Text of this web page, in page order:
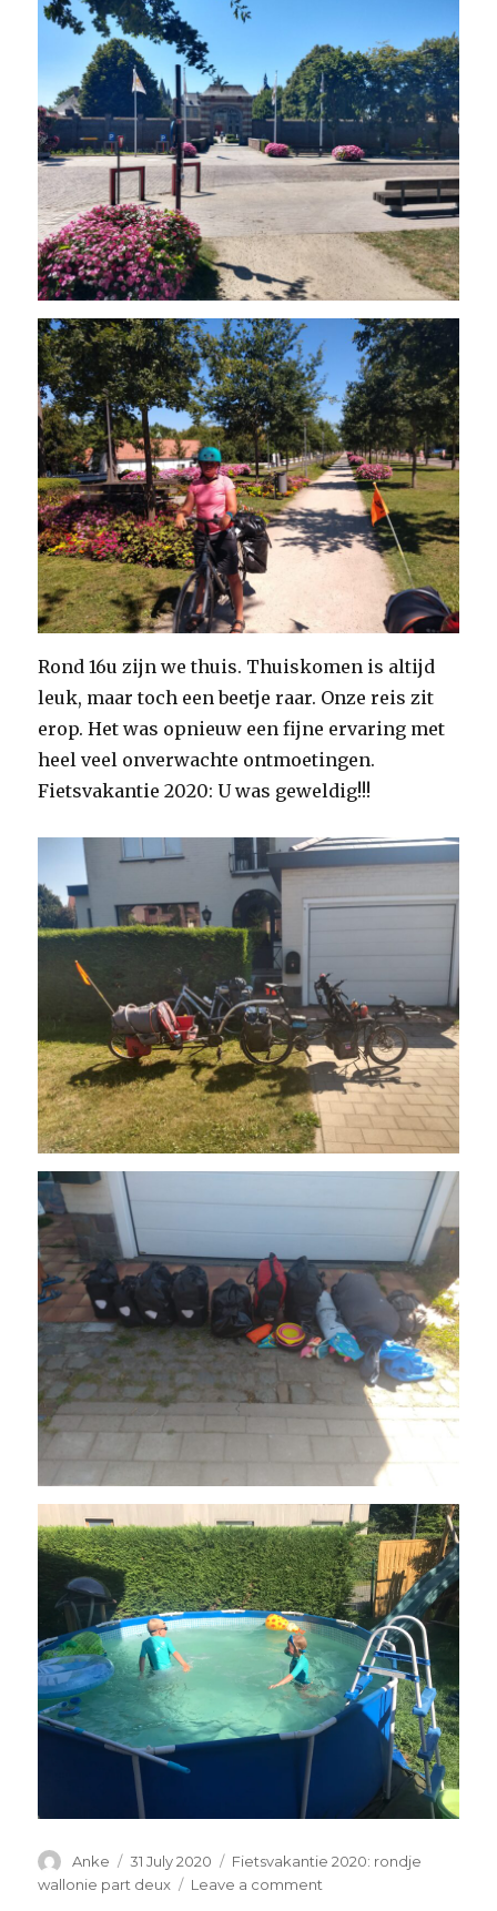
Rond 16u zijn we thuis. Thuiskomen is altijd
leuk, maar toch een beetje raar. Onze reis zit
erop. Het was opnieuw een fijne ervaring met
heel veel onverwachte ontmoetingen.
Fietsvakantie 2020: U was geweldig!!!
Author
Anke
Posted
on
31 July 2020 Categories
Fietsvakantie 2020: rondje
wallonie part deux
Leave a comment